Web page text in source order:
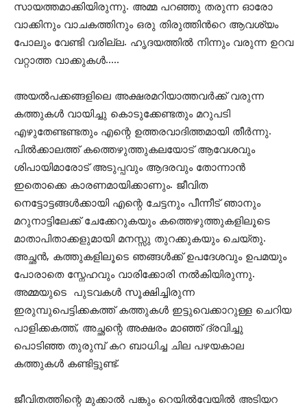
സായത്തമാക്കിയിരുന്നു. അമ്മ പറഞ്ഞു തരുന്ന ഓരോ
വാക്കിനും വാചകത്തിനും ഒരു തിരുത്തിന്‍റെ ആവശ്യം
പോലും വേണ്ടി വരില്ല. ഹൃദയത്തിൽ നിന്നും വരുന്ന ഉറവ
വറ്റാത്ത വാക്കുകൾ…..
അയൽപക്കങ്ങളിലെ അക്ഷരമറിയാത്തവർക്ക് വരുന്ന
കത്തുകൾ വായിച്ചു കൊടുക്കേണ്ടതും മറുപടി
എഴുതേണ്ടണ്ടതും എന്റെ ഉത്തരവാദിത്തമായി തീർന്നു.
പിൽക്കാലത്ത് കത്തെഴുത്തുകലയോട് ആവേശവും
ശിപായിമാരോട് അടുപ്പവും ആദരവും തോന്നാൻ
ഇതൊക്കെ കാരണമായിക്കാണും. ജീവിത
നെട്ടോട്ടങ്ങൾക്കായി എന്റെ ചേട്ടനും പീന്നീട് ഞാനും
മറുനാട്ടിലേക്ക് ചേക്കേറുകയും കത്തെഴുത്തുകളിലൂടെ
മാതാപിതാക്കളുമായി മനസ്സു തുറക്കുകയും ചെയ്തു.
അച്ഛൻ, കത്തുകളിലൂടെ ഞങ്ങൾക്ക് ഉപദേശവും ഉപമയും
പോരാതെ സ്നേഹവും വാരിക്കോരി നൽകിയിരുന്നു.
അമ്മയുടെ പുടവകൾ സൂക്ഷിച്ചിരുന്ന
ഇരുമ്പുപെട്ടിക്കകത്ത് കത്തുകൾ ഇട്ടുവെക്കാറുള്ള ചെറിയ
പാളിക്കകത്ത്, അച്ഛന്റെ അക്ഷരം മാഞ്ഞ് ദ്രവിച്ചു
പൊടിഞ്ഞ തുരുമ്പ് കറ ബാധിച്ച ചില പഴയകാല
കത്തുകൾ കണ്ടിട്ടുണ്ട്.
ജീവിതത്തിന്റെ മുക്കാൽ പങ്കും റെയിൽവേയിൽ അടിയറ